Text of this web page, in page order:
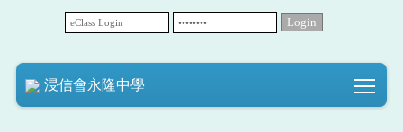
浸信會永隆中學